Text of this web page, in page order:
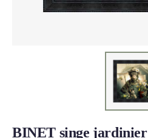
BINET singe jardinier